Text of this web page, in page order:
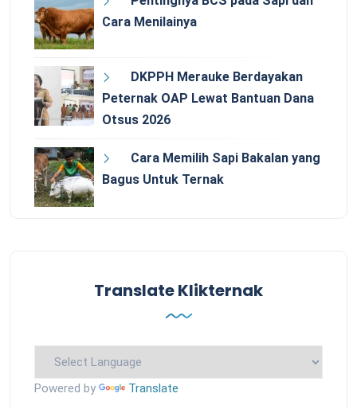
Cara Menilainya
DKPPH Merauke Berdayakan
Peternak OAP Lewat Bantuan Dana
Otsus 2026
Cara Memilih Sapi Bakalan yang
Bagus Untuk Ternak
Translate Klikternak
Powered by Translate